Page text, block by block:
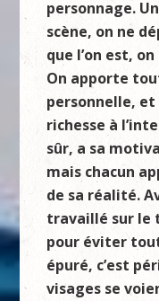
personnage.
scène, on ne
que l’on est,
On apporte
personnelle, et
richesse à
sûr, a sa
mais chacun
de sa réalité.
travaillé sur le
pour éviter
épuré, c’est
visages se